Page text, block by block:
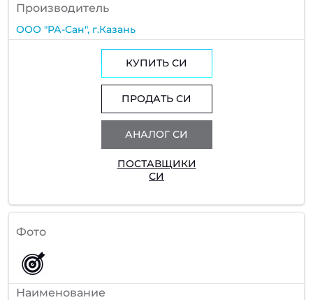
Производитель
ООО "РА-Сан", г.Казань
КУПИТЬ СИ
ПРОДАТЬ СИ
АНАЛОГ СИ
ПОСТАВЩИКИ
СИ
Фото
Наименование